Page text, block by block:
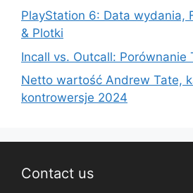
PlayStation 6: Data wydania,
& Plotki
Incall vs. Outcall: Porównanie
Netto wartość Andrew Tate,
kontrowersje 2024
Contact us